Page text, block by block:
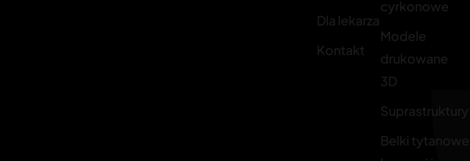
Dla lekarza
Kontakt
cyrkonowe
Modele
drukowane
3D
Suprastruktury
Belki tytanowe z